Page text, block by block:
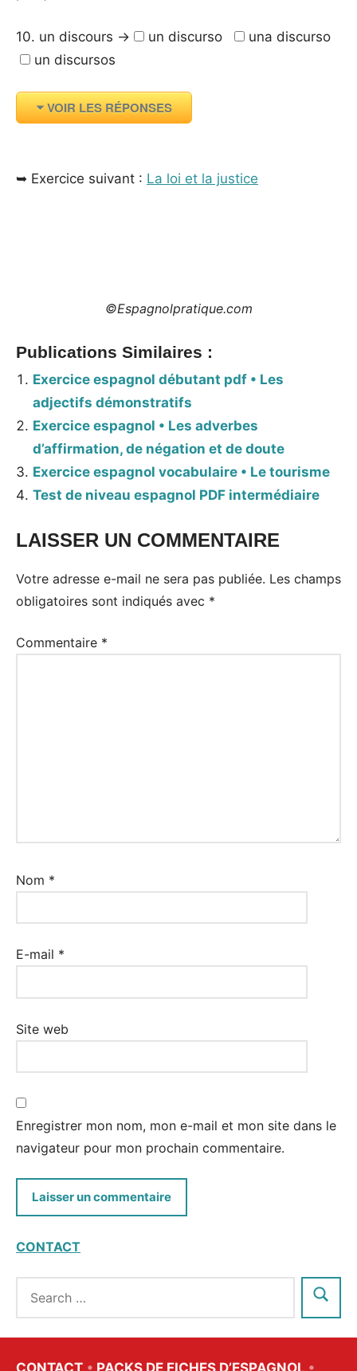
10. un discours → un discurso
una discurso
un discursos
VOIR LES RÉPONSES
➥ Exercice suivant : La loi et la justice
©Espagnolpratique.com
Publications Similaires :
Exercice espagnol débutant pdf • Les
adjectifs démonstratifs
Exercice espagnol • Les adverbes
d’affirmation, de négation et de doute
Exercice espagnol vocabulaire • Le tourisme
Test de niveau espagnol PDF intermédiaire
LAISSER UN COMMENTAIRE
Votre adresse e-mail ne sera pas publiée. Les champs
obligatoires sont indiqués avec *
Commentaire *
Nom *
E-mail *
Site web
Enregistrer mon nom, mon e-mail et mon site dans le
navigateur pour mon prochain commentaire.
CONTACT
CONTACT • PACKS DE FICHES D’ESPAGNOL •